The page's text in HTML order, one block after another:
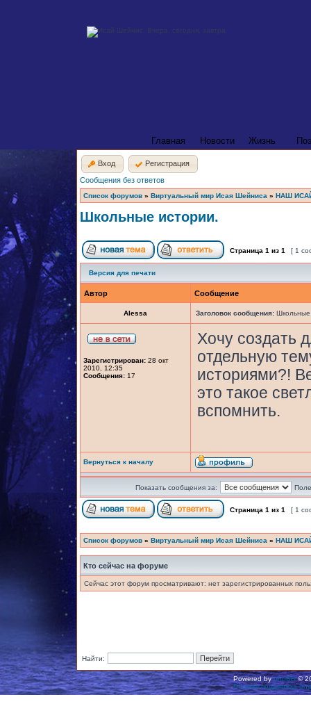
Главная Новости Жизнь
Вход
Регистрация
Сообщения без ответов
Список форумов » Виртуальный мир Исая Шейниса » НАШ
Школьные истории.
Страница 1 из 1 [ 1
Версия для печати
Автор Сообщение
Alessa Заголовок сообщения: Школьные
Зарегистрирован: 28 окт
2010, 12:35
Сообщения: 17
Хочу создать
отдельную
историями?!
это такое
вспомнить.
Вернуться к началу
Показать сообщения за:
Страница 1 из 1 [ 1
Список форумов » Виртуальный мир Исая Шейниса » НАШ
Кто сейчас на форуме
Сейчас этот форум просматривают: нет зарегистрированных
Найти:
Powered byphpBB©
Русская поддержка